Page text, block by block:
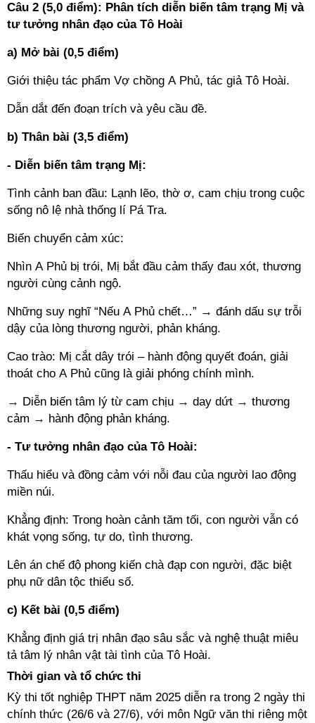
Câu 2 (5,0 điểm): Phân tích diễn biến tâm trạng Mị và
tư tưởng nhân đạo của Tô Hoài
a) Mở bài (0,5 điểm)
Giới thiệu tác phẩm Vợ chồng A Phủ, tác giả Tô Hoài.
Dẫn dắt đến đoạn trích và yêu cầu đề.
b) Thân bài (3,5 điểm)
- Diễn biến tâm trạng Mị:
Tình cảnh ban đầu: Lạnh lẽo, thờ ơ, cam chịu trong cuộc
sống nô lệ nhà thống lí Pá Tra.
Biến chuyển cảm xúc:
Nhìn A Phủ bị trói, Mị bắt đầu cảm thấy đau xót, thương
người cùng cảnh ngộ.
Những suy nghĩ “Nếu A Phủ chết…” → đánh dấu sự trỗi
dậy của lòng thương người, phản kháng.
Cao trào: Mị cắt dây trói – hành động quyết đoán, giải
thoát cho A Phủ cũng là giải phóng chính mình.
→ Diễn biến tâm lý từ cam chịu → day dứt → thương
cảm → hành động phản kháng.
- Tư tưởng nhân đạo của Tô Hoài:
Thấu hiểu và đồng cảm với nỗi đau của người lao động
miền núi.
Khẳng định: Trong hoàn cảnh tăm tối, con người vẫn có
khát vọng sống, tự do, tình thương.
Lên án chế độ phong kiến chà đạp con người, đặc biệt
phụ nữ dân tộc thiểu số.
c) Kết bài (0,5 điểm)
Khẳng định giá trị nhân đạo sâu sắc và nghệ thuật miêu
tả tâm lý nhân vật tài tình của Tô Hoài.
Thời gian và tổ chức thi
Kỳ thi tốt nghiệp THPT năm 2025 diễn ra trong 2 ngày thi
chính thức (26/6 và 27/6), với môn Ngữ văn thi riêng một